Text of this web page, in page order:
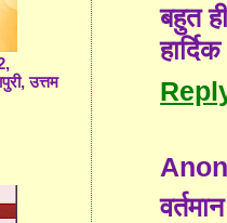
बहुत
उत्तम